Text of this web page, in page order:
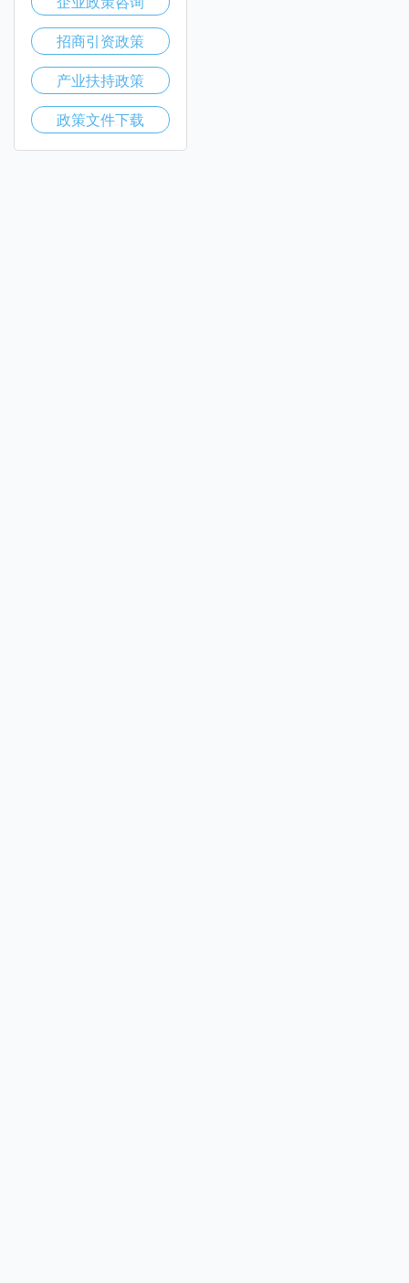
招商引资政策
产业扶持政策
政策文件下载